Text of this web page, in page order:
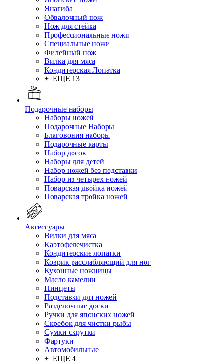
Янагиба
Обвалочный нож
Нож для стейка
Профессиональные ножи
Специальные ножи
Филейный нож
Вилка для мяса
Кондитерская Лопатка
+ ЕЩЕ 13
Подарочные наборы
Наборы ножей
Подарочные Наборы
Благовония наборы
Подарочные карты
Набор досок
Наборы для детей
Набор ножей без подставки
Набор из четырех ножей
Поварская двойка ножей
Поварская тройка ножей
Аксессуары
Вилки для мяса
Картофелечистка
Кондитерские лопатки
Коврик расслабляющий для ног
Кухонные ножницы
Масло камелии
Пинцеты
Подставки для ножей
Разделочные доски
Ручки для японских ножей
Скребок для чистки рыбы
Сумки скрутки
Фартуки
Автомобильные
+ ЕЩЕ 4